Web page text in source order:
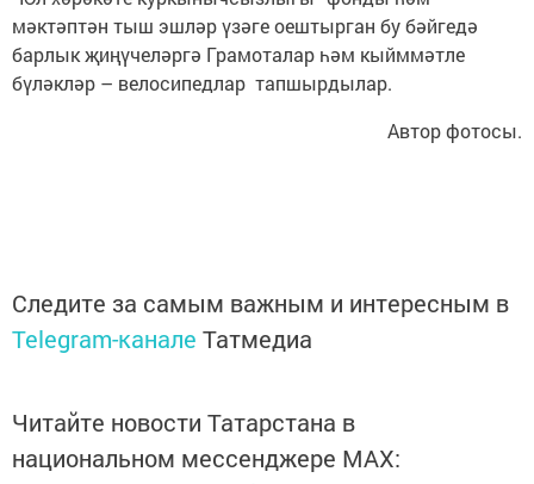
мәктәптән тыш эшләр үзәге оештырган бу бәйгедә
барлык җиңүчеләргә Грамоталар һәм кыйммәтле
бүләкләр – велосипедлар тапшырдылар.
Автор фотосы.
Следите за самым важным и интересным в
Telegram-канале Татмедиа
Читайте новости Татарстана в
национальном мессенджере MАХ: